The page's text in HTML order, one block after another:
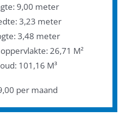
9,00 meter
3,23 meter
3,48 meter
26,71 M²
101,16 M³
per maand